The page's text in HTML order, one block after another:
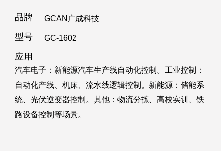
品牌： GCAN广成科技
型号： GC-1602
应用：
汽车电子：新能源汽车生产线自动化控制。工业控制：
自动化产线、机床、流水线逻辑控制。新能源：储能系
统、光伏逆变器控制。其他：物流分拣、高校实训、铁
路设备控制等场景。